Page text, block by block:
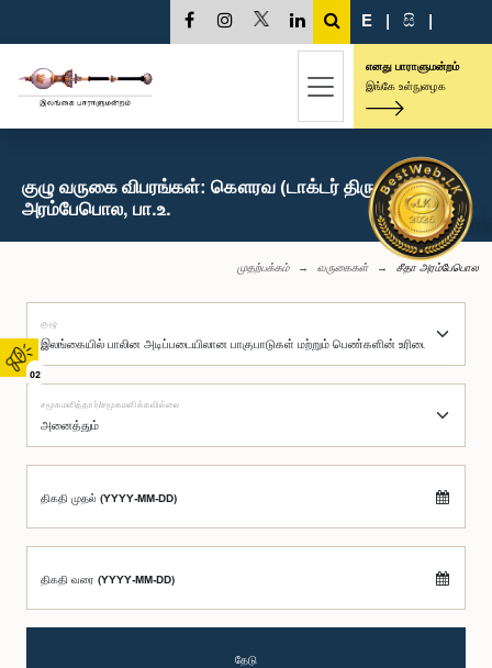
02
E | සි |
எனது பாராளுமன்றம்
இங்கே உள்நுழைக
குழு வருகை விபரங்கள்: கௌரவ (டாக்டர் திருமதி) சீதா
அரம்பேபொல, பா.உ.
முதற்பக்கம் வருகைகள் சீதா அரம்பேபொல
குழு
சமூகமளித்தார்/சமூகமளிக்கவில்லை
திகதி முதல் (YYYY-MM-DD)
திகதி வரை (YYYY-MM-DD)
தேடு